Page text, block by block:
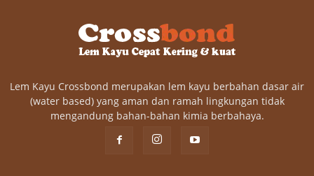
Lem Kayu Crossbond merupakan lem kayu berbahan dasar air
(water based) yang aman dan ramah lingkungan tidak
mengandung bahan-bahan kimia berbahaya.